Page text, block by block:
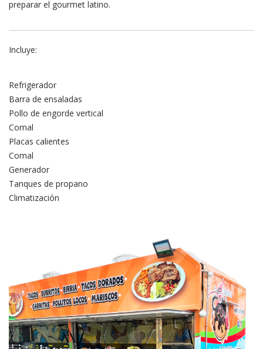
preparar el gourmet latino.
Incluye:
Refrigerador
Barra de ensaladas
Pollo de engorde vertical
Comal
Placas calientes
Comal
Generador
Tanques de propano
Climatización